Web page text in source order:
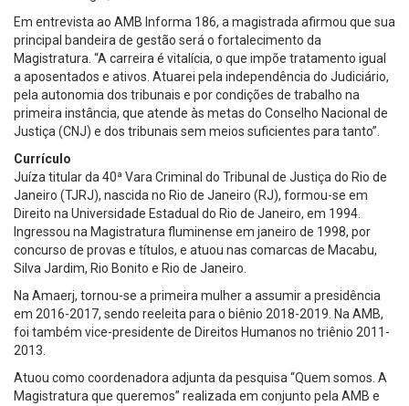
Em entrevista ao AMB Informa 186, a magistrada afirmou que sua
principal bandeira de gestão será o fortalecimento da
Magistratura. “A carreira é vitalícia, o que impõe tratamento igual
a aposentados e ativos. Atuarei pela independência do Judiciário,
pela autonomia dos tribunais e por condições de trabalho na
primeira instância, que atende às metas do Conselho Nacional de
Justiça (CNJ) e dos tribunais sem meios suficientes para tanto”.
Currículo
Juíza titular da 40ª Vara Criminal do Tribunal de Justiça do Rio de
Janeiro (TJRJ), nascida no Rio de Janeiro (RJ), formou-se em
Direito na Universidade Estadual do Rio de Janeiro, em 1994.
Ingressou na Magistratura fluminense em janeiro de 1998, por
concurso de provas e títulos, e atuou nas comarcas de Macabu,
Silva Jardim, Rio Bonito e Rio de Janeiro.
Na Amaerj, tornou-se a primeira mulher a assumir a presidência
em 2016-2017, sendo reeleita para o biênio 2018-2019. Na AMB,
foi também vice-presidente de Direitos Humanos no triênio 2011-
2013.
Atuou como coordenadora adjunta da pesquisa “Quem somos. A
Magistratura que queremos” realizada em conjunto pela AMB e